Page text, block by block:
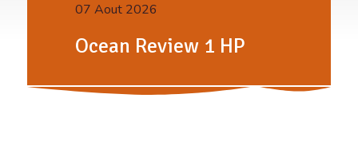
07 Aout 2026
Ocean Review 1 HP